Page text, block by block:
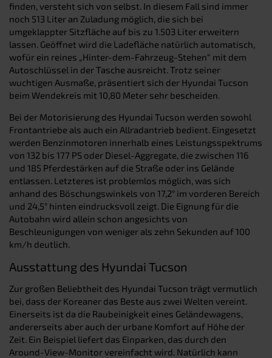
finden, versteht sich von selbst. In diesem Fall sind immer
noch 513 Liter an Zuladung möglich, die sich bei
umgeklappter Sitzfläche auf bis zu 1.503 Liter erweitern
lassen. Geöffnet wird die Ladefläche natürlich automatisch,
wofür ein reines „Hinter-dem-Fahrzeug-Stehen“ mit dem
Autoschlüssel in der Tasche ausreicht. Trotz seiner
wuchtigen Ausmaße, präsentiert sich der Hyundai Tucson
beim Wendekreis mit 10,80 Meter sehr bescheiden.
Bei der Motorisierung des Hyundai Tucson werden sowohl
Frontantriebe als auch ein Allradantrieb bedient. Eingesetzt
werden Benzinmotoren innerhalb eines Leistungsspektrums
von 132 bis 177 PS oder Diesel-Aggregate, die zwischen 116
und 185 Pferdestärken auf die Straße oder ins Gelände
entlassen. Letzteres ist problemlos möglich, was sich
anhand des Böschungswinkels von 17,2° im vorderen Bereich
und 24,5° hinten eindrucksvoll zeigt. Die Eignung für die
Autobahn wird allein schon angesichts von
Beschleunigungen von weniger als zehn Sekunden auf 100
km/h deutlich.
Ausstattung des Hyundai Tucson
Zur großen Beliebtheit des Hyundai Tucson trägt vermutlich
bei, dass der Koreaner das Beste aus zwei Welten vereint.
Einerseits ist da die Raubeinigkeit eines Geländewagens,
andererseits aber auch der urbane Komfort auf Höhe der
Zeit. Ein Beispiel liefert das Einparken, das durch den
Around-View-Monitor vereinfacht wird. Natürlich kann